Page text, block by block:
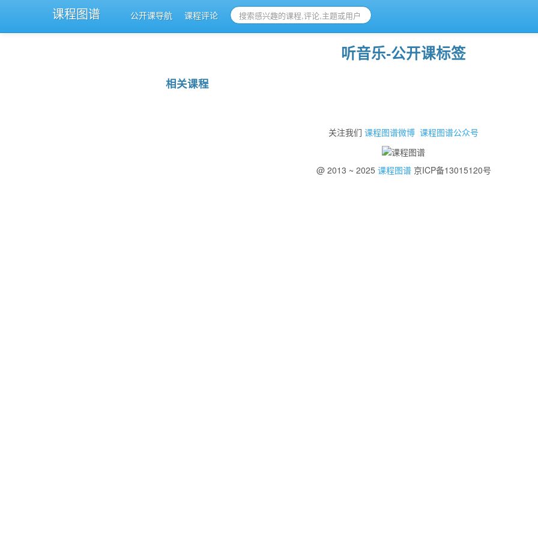
课程图谱 公开课导航 课程评论
听音乐-公开课标签
相关课程
关注我们 课程图谱微博 课程图谱公众号
@ 2013 ~ 2025 课程图谱京ICP备13015120号